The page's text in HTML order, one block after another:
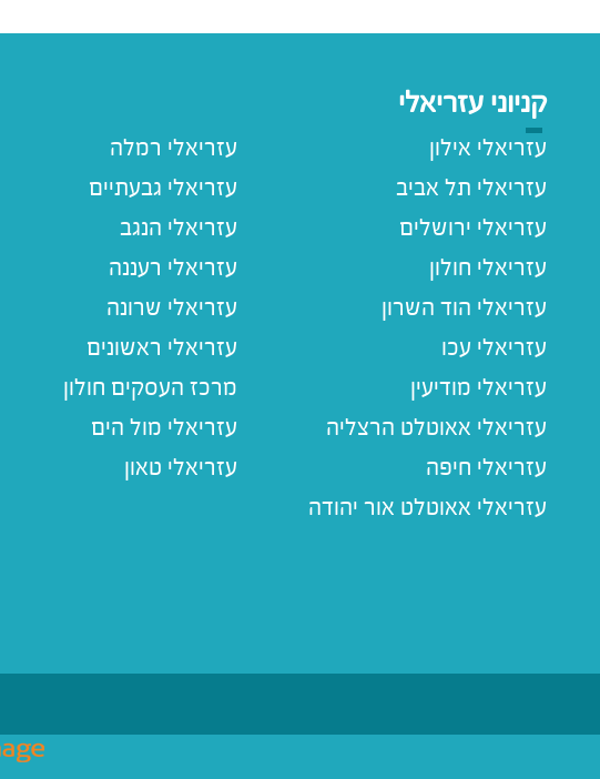
קניוני עזריאלי
עזריאלי אילון
עזריאלי תל אביב
עזריאלי ירושלים
עזריאלי חולון
עזריאלי הוד השרון
עזריאלי עכו
עזריאלי מודיעין
עזריאלי אאוטלט הרצליה
עזריאלי חיפה
עזריאלי אאוטלט אור יהודה
עזריאלי רמלה
עזריאלי גבעתיים
עזריאלי הנגב
עזריאלי רעננה
עזריאלי שרונה
עזריאלי ראשונים
מרכז העסקים חולון
עזריאלי מול הים
עזריאלי טאון